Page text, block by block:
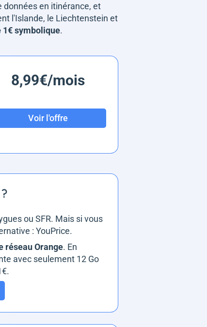
données en itinérance, et
l'Islande, le Liechtenstein et
1€ symbolique.
8,99€/mois
Voir l'offre
ou SFR. Mais si vous
: YouPrice.
réseau Orange. En
avec seulement 12 Go